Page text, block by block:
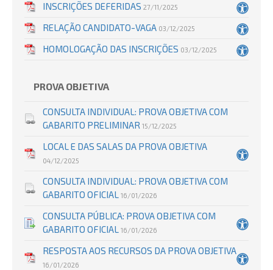
INSCRIÇÕES DEFERIDAS 27/11/2025
RELAÇÃO CANDIDATO-VAGA 03/12/2025
HOMOLOGAÇÃO DAS INSCRIÇÕES 03/12/2025
PROVA OBJETIVA
CONSULTA INDIVIDUAL: PROVA OBJETIVA COM
GABARITO PRELIMINAR 15/12/2025
LOCAL E DAS SALAS DA PROVA OBJETIVA
04/12/2025
CONSULTA INDIVIDUAL: PROVA OBJETIVA COM
GABARITO OFICIAL 16/01/2026
CONSULTA PÚBLICA: PROVA OBJETIVA COM
GABARITO OFICIAL 16/01/2026
RESPOSTA AOS RECURSOS DA PROVA OBJETIVA
16/01/2026